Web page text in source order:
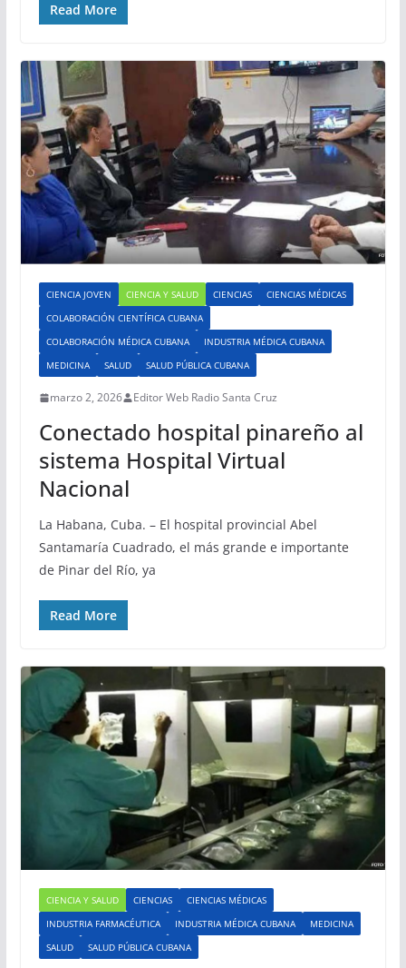
Read More
CIENCIA JOVEN CIENCIA Y SALUD CIENCIAS
CIENCIAS MÉDICAS
COLABORACIÓN CIENTÍFICA CUBANA
COLABORACIÓN MÉDICA CUBANA
INDUSTRIA MÉDICA CUBANA
MEDICINA
SALUD SALUD PÚBLICA CUBANA
marzo 2, 2026 Editor Web Radio Santa Cruz
Conectado hospital pinareño al
sistema Hospital Virtual
Nacional
La Habana, Cuba. – El hospital provincial Abel
Santamaría Cuadrado, el más grande e importante
de Pinar del Río, ya
Read More
CIENCIA Y SALUD CIENCIAS
CIENCIAS MÉDICAS
INDUSTRIA FARMACÉUTICA
INDUSTRIA MÉDICA CUBANA
MEDICINA
SALUD
SALUD PÚBLICA CUBANA